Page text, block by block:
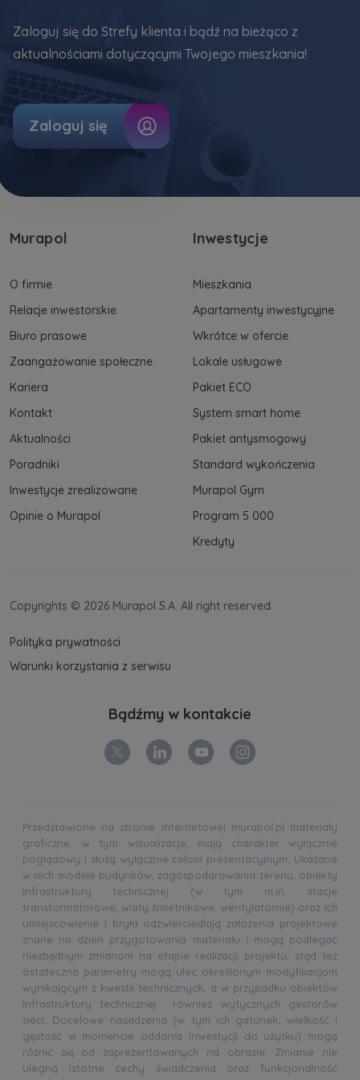
Administratora.
także udostępniane
Twoje dane są współadministrowane przez
spółki z Grupy Kapitałowej Murapol
cookies i jakie przysługują Ci prawa znajdziesz
Murapol
O firmie
Relacje inwestorskie
Biuro prasowe
Zaangażowanie społeczne
Kariera
Kontakt
Aktualności
Poradniki
Inwestycje zrealizowane
Opinie o Murapol
Inwestycje
Mieszkania
Apartamenty inwestycyjne
Wkrótce w ofercie
Lokale usługowe
Pakiet ECO
System smart home
Pakiet antysmogowy
Standard wykończenia
Murapol Gym
Program 5 000
Kredyty
Zaloguj się do Strefy klienta i bądź na bieżąco z
aktualnościami dotyczącymi Twojego mieszkania!
Zaloguj się
Copyrights © 2026 Murapol S.A. All right reserved.
Polityka prywatności
Warunki korzystania z serwisu
Bądźmy w kontakcie
Przedstawione na stronie internetowej murapol.pl materiały
graficzne, w tym wizualizacje, mają charakter wyłącznie
poglądowy i służą wyłącznie celom prezentacyjnym. Ukazane
w nich modele budynków, zagospodarowania terenu, obiekty
infrastruktury technicznej (w tym m.in. stacje
transformatorowe, wiaty śmietnikowe, wentylatornie) oraz ich
umiejscowienie i bryła odzwierciedlają założenia projektowe
znane na dzień przygotowania materiału i mogą podlegać
niezbędnym zmianom na etapie realizacji projektu, stąd też
ostateczna parametry mogą ulec określonym modyfikacjom
wynikającym z kwestii technicznych, a w przypadku obiektów
infrastruktury technicznej również wytycznych gestorów
sieci. Docelowe nasadzenia (w tym ich gatunek, wielkość i
gęstość w momencie oddania inwestycji do użytku) mogą
różnić się od zaprezentowanych na obrazie. Zmianie nie
ulegną istotne cechy świadczenia oraz funkcjonalność